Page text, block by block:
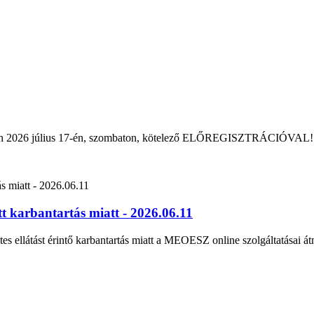
2026 július 17-én, szombaton, kötelező ELŐREGISZTRÁCIÓVAL!
karbantartás miatt - 2026.06.11
ellátást érintő karbantartás miatt a MEOESZ online szolgáltatásai